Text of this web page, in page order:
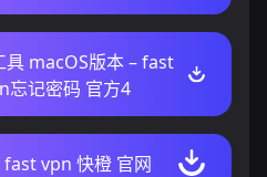
具 macOS版本 – fast
忘记密码 官方4
vpn 快橙 官网